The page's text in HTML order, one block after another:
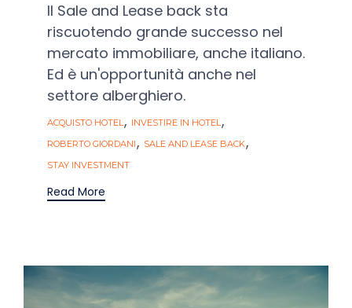
Il Sale and Lease back sta
riscuotendo grande successo nel
mercato immobiliare, anche italiano.
Ed è un'opportunità anche nel
settore alberghiero.
Tags
ACQUISTO HOTEL, INVESTIRE IN HOTEL,
ROBERTO GIORDANI, SALE AND LEASE BACK,
STAY INVESTMENT
Read More